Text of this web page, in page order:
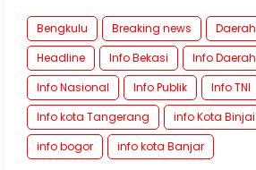
Bengkulu Breaking news Daerah
Headline
Info Bekasi Info Daerah
Info Nasional
Info Publik Info TNI
Info kota Tangerang
info Kota Binjai
info bogor
info kota Banjar